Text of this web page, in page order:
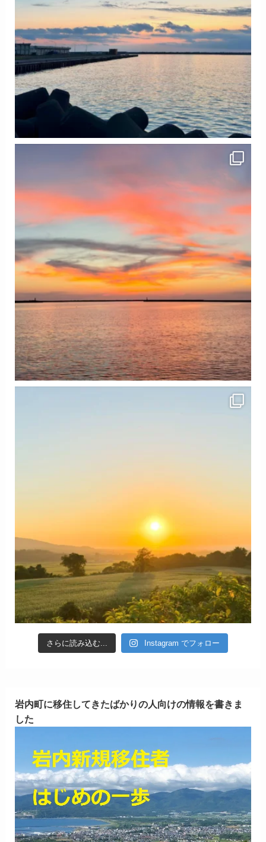
さらに読み込む... Instagram でフォロー
岩内町に移住してきたばかりの人向けの情報を書きま
した